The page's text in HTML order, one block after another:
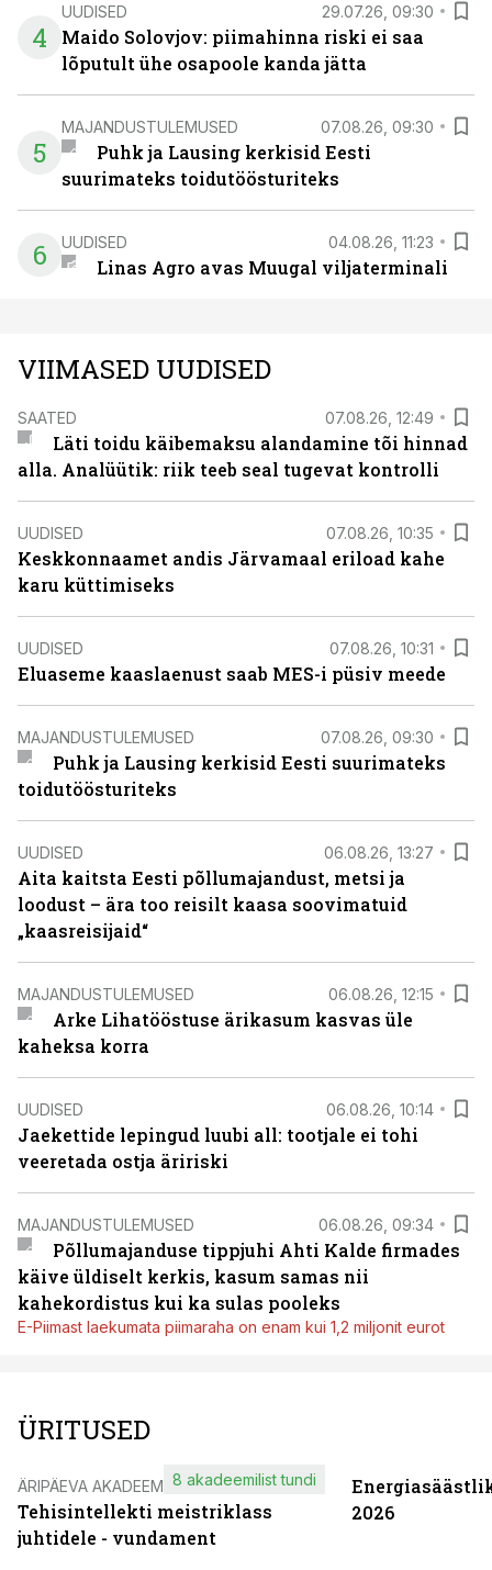
4
UUDISED 29.07.26, 09:30
Maido Solovjov: piimahinna riski ei saa
lõputult ühe osapoole kanda jätta
5
MAJANDUSTULEMUSED 07.08.26, 09:30
Puhk ja Lausing kerkisid Eesti
suurimateks toidutöösturiteks
6 UUDISED 04.08.26, 11:23
Linas Agro avas Muugal viljaterminali
VIIMASED UUDISED
SAATED 07.08.26, 12:49
Läti toidu käibemaksu alandamine tõi hinnad
alla. Analüütik: riik teeb seal tugevat kontrolli
UUDISED 07.08.26, 10:35
Keskkonnaamet andis Järvamaal eriload kahe
karu küttimiseks
UUDISED 07.08.26, 10:31
Eluaseme kaaslaenust saab MES-i püsiv meede
MAJANDUSTULEMUSED 07.08.26, 09:30
Puhk ja Lausing kerkisid Eesti suurimateks
toidutöösturiteks
UUDISED 06.08.26, 13:27
Aita kaitsta Eesti põllumajandust, metsi ja
loodust – ära too reisilt kaasa soovimatuid
„kaasreisijaid“
MAJANDUSTULEMUSED 06.08.26, 12:15
Arke Lihatööstuse ärikasum kasvas üle
kaheksa korra
UUDISED 06.08.26, 10:14
Jaekettide lepingud luubi all: tootjale ei tohi
veeretada ostja äririski
MAJANDUSTULEMUSED 06.08.26, 09:34
Põllumajanduse tippjuhi Ahti Kalde firmades
käive üldiselt kerkis, kasum samas nii
kahekordistus kui ka sulas pooleks
E-Piimast laekumata piimaraha on enam kui 1,2 miljonit eurot
ÜRITUSED
ÄRIPÄEVA AKADEEMIA
Tehisintellekti meistriklass
juhtidele - vundament
8 akadeemilist tundi
2026